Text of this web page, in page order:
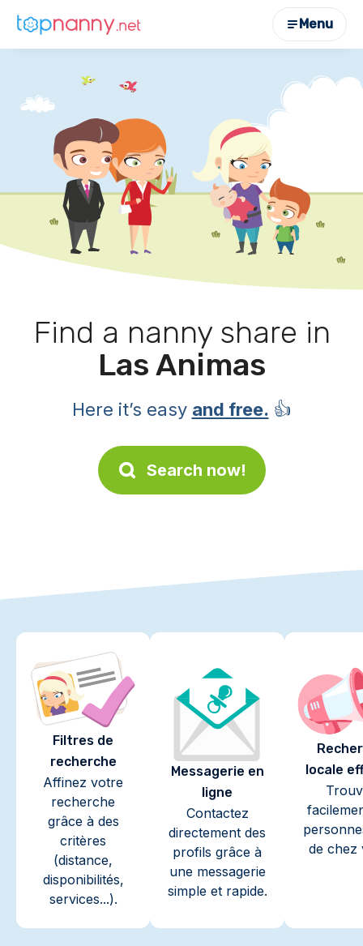
Menu
Find a nanny share in
Las Animas
Here it’s easy and free. 👍
Search now!
Filtres de
recherche
Affinez votre
recherche
grâce à des
critères
(distance,
disponibilités,
services...).
Messagerie en
ligne
Contactez
directement des
profils grâce à
une messagerie
simple et rapide.
locale
de chez